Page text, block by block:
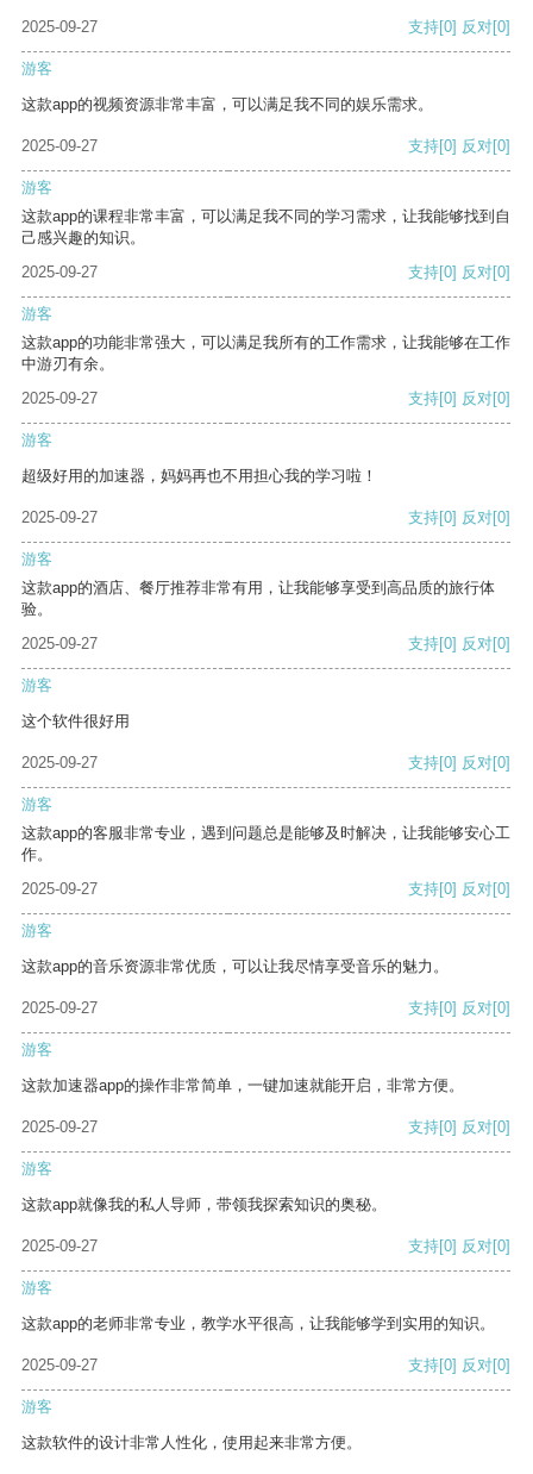
2025-09-27 支持[0] 反对[0]
游客
这款app的视频资源非常丰富，可以满足我不同的娱乐需求。
2025-09-27 支持[0] 反对[0]
游客
这款app的课程非常丰富，可以满足我不同的学习需求，让我能够找到自
己感兴趣的知识。
2025-09-27
支持[0] 反对[0]
游客
这款app的功能非常强大，可以满足我所有的工作需求，让我能够在工作
中游刃有余。
2025-09-27
支持[0] 反对[0]
游客
超级好用的加速器，妈妈再也不用担心我的学习啦！
2025-09-27 支持[0] 反对[0]
游客
这款app的酒店、餐厅推荐非常有用，让我能够享受到高品质的旅行体
验。
2025-09-27
支持[0] 反对[0]
游客
这个软件很好用
2025-09-27 支持[0] 反对[0]
游客
这款app的客服非常专业，遇到问题总是能够及时解决，让我能够安心工
作。
2025-09-27
支持[0] 反对[0]
游客
这款app的音乐资源非常优质，可以让我尽情享受音乐的魅力。
2025-09-27 支持[0] 反对[0]
游客
这款加速器app的操作非常简单，一键加速就能开启，非常方便。
2025-09-27 支持[0] 反对[0]
游客
这款app就像我的私人导师，带领我探索知识的奥秘。
2025-09-27 支持[0] 反对[0]
游客
这款app的老师非常专业，教学水平很高，让我能够学到实用的知识。
2025-09-27 支持[0] 反对[0]
游客
这款软件的设计非常人性化，使用起来非常方便。